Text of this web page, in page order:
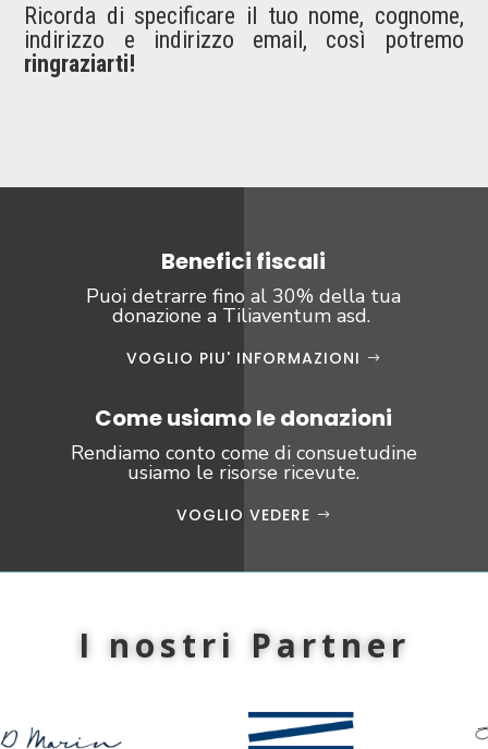
Ricorda di specificare il tuo nome, cognome,
indirizzo e indirizzo email, così potremo
ringraziarti!
Benefici fiscali
Puoi detrarre fino al 30% della tua
donazione a Tiliaventum asd.
VOGLIO PIU' INFORMAZIONI
Come usiamo le donazioni
Rendiamo conto come di consuetudine
usiamo le risorse ricevute.
VOGLIO VEDERE
I nostri Partner